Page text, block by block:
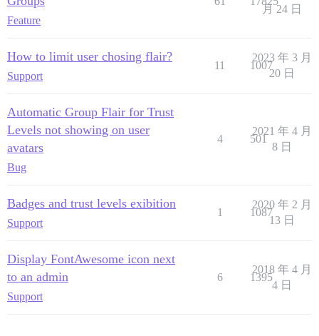
Feature
月 24 日
How to limit user chosing flair?
Support
11 1007
2023 年 3 月
20 日
Automatic Group Flair for Trust
Levels not showing on user
avatars
Bug
4 501
2021 年 4 月
8 日
Badges and trust levels exibition
Support
1 1087
2020 年 2 月
13 日
Display FontAwesome icon next
to an admin
Support
6 1395
2018 年 4 月
4 日